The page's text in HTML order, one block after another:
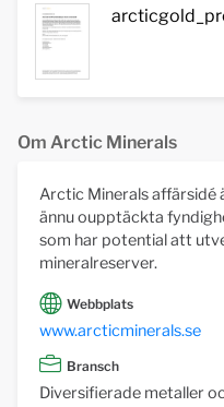
Om Arctic Minerals
Arctic Minerals affärsidé
ännu oupptäckta
som har potential att
mineralreserver.
Webbplats
www.arcticminerals.se
Bransch
Diversifierade metaller